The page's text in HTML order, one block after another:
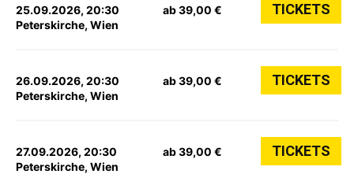
25.09.2026, 20:30
Peterskirche, Wien
ab 39,00 € TICKETS
26.09.2026, 20:30
Peterskirche, Wien
ab 39,00 € TICKETS
27.09.2026, 20:30
Peterskirche, Wien
ab 39,00 € TICKETS